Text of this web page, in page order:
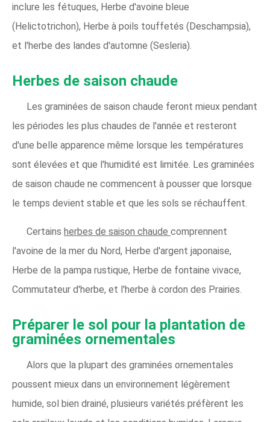
inclure les fétuques, Herbe d'avoine bleue
(Helictotrichon), Herbe à poils touffetés (Deschampsia),
et l'herbe des landes d'automne (Sesleria).
Herbes de saison chaude
Les graminées de saison chaude feront mieux pendant
les périodes les plus chaudes de l'année et resteront
d'une belle apparence même lorsque les températures
sont élevées et que l'humidité est limitée. Les graminées
de saison chaude ne commencent à pousser que lorsque
le temps devient stable et que les sols se réchauffent.
Certains herbes de saison chaude comprennent
l'avoine de la mer du Nord, Herbe d'argent japonaise,
Herbe de la pampa rustique, Herbe de fontaine vivace,
Commutateur d'herbe, et l'herbe à cordon des Prairies.
Préparer le sol pour la plantation de
graminées ornementales
Alors que la plupart des graminées ornementales
poussent mieux dans un environnement légèrement
humide, sol bien drainé, plusieurs variétés préfèrent les